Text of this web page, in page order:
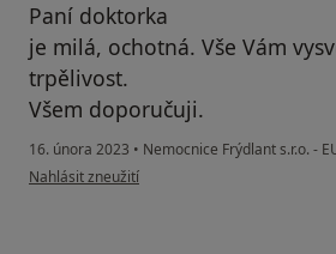
Paní doktorka
je milá, ochotná. Vše Vám
trpělivost.
Všem doporučuji.
16. února 2023 • Nemocnice Frýdlant s.r.o. -
podle názoru uživatele Z.M.
Nahlásit zneužití